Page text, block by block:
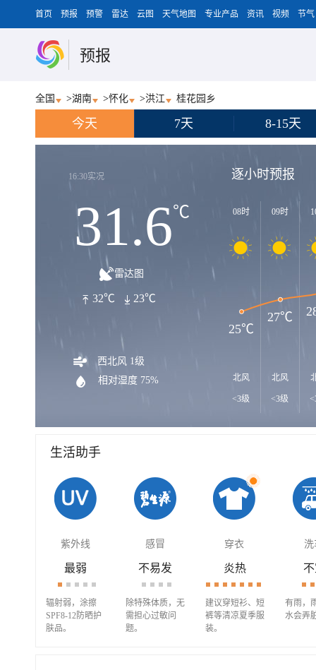
首页 预报 预警 雷达 云图 天气地图 专业产品 资讯 视频 节气
预报
全国 >湖南 >怀化 >洪江 桂花园乡
今天 7天 8-15天
16:30实况
31.6℃
雷达图
32℃ 23℃
西北风 1级
相对湿度 75%
逐小时预报
08时
北风
<3级
09时
北风
<3级
25℃
27℃
生活助手
紫外线 感冒 穿衣 洗
最弱
辐射弱，涂擦
SPF8-12防晒护
肤品。
不易发
除特殊体质，无
需担心过敏问
题。
炎热
建议穿短衫、短
裤等清凉夏季服
装。
有雨，
水会弄